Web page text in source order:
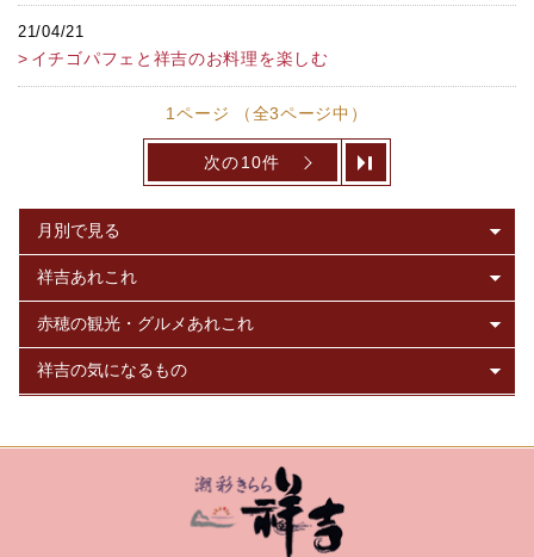
21/04/21
イチゴパフェと祥吉のお料理を楽しむ
1ページ （全3ページ中）
次の10件